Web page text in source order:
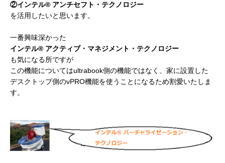
②インテル® アンチセフト・テクノロジー
を活用したいと思います。
一番興味深かった
インテル® アクティブ・マネジメント・テクノロジー
も気になる所ですが
この機能についてはultrabook側の機能ではなく、家に設置した
デスクトップ側のvPRO機能を使うことになるため割愛いたしま
す。